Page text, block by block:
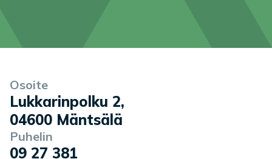
Yrityksen tiedot
Osoite
Lukkarinpolku 2,
04600 Mäntsälä
Puhelin
09 27 381
Palvelukuvaus